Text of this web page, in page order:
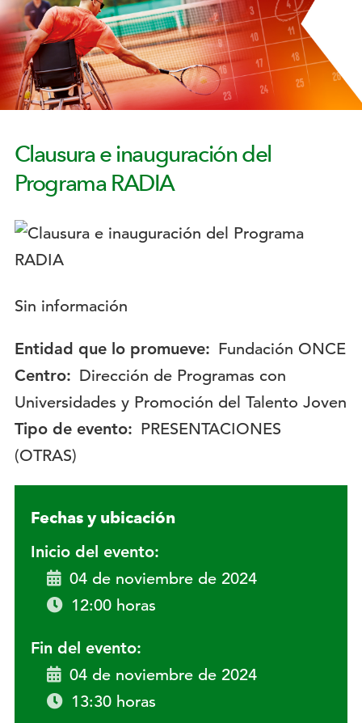
Clausura e inauguración del
Programa RADIA
Logotipo:
Descripción:
Sin información
Entidad que lo promueve: Fundación ONCE
Centro: Dirección de Programas con
Universidades y Promoción del Talento Joven
Tipo de evento: PRESENTACIONES
(OTRAS)
Fechas y ubicación
Inicio del evento:
04 de noviembre de 2024
12:00 horas
Fin del evento:
04 de noviembre de 2024
13:30 horas